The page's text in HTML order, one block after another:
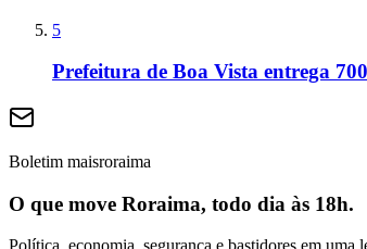
5
Prefeitura de Boa Vista entrega
Boletim maisroraima
O que move Roraima, todo dia às 18h.